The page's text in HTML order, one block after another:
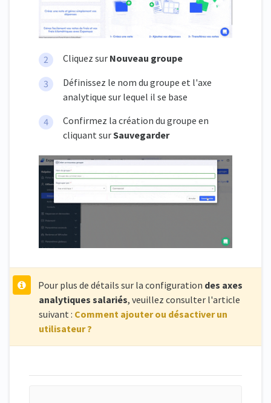
Cliquez sur Nouveau groupe
Définissez le nom du groupe et l'axe
analytique sur lequel il se base
Confirmez la création du groupe en
cliquant surSauvegarder
Pour plus de détails sur la configuration des axes
analytiques salariés, veuillez consulter l'article
suivant : Comment ajouter ou désactiver un
utilisateur ?